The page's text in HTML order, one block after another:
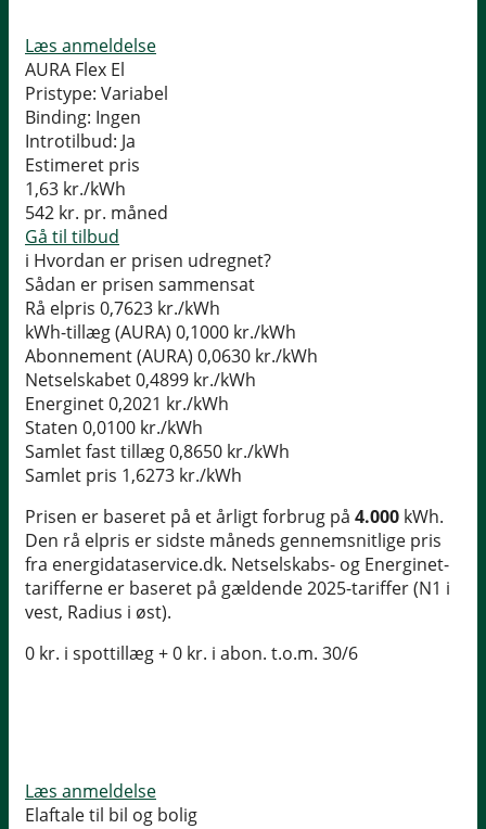
Læs anmeldelse
AURA Flex El
Pristype: Variabel
Binding: Ingen
Introtilbud: Ja
Estimeret pris
1,63 kr./kWh
542 kr. pr. måned
Gå til tilbud
i Hvordan er prisen udregnet?
Sådan er prisen sammensat
Rå elpris 0,7623 kr./kWh
kWh-tillæg (AURA) 0,1000 kr./kWh
Abonnement (AURA) 0,0630 kr./kWh
Netselskabet0,4899 kr./kWh
Energinet0,2021 kr./kWh
Staten 0,0100 kr./kWh
Samlet fast tillæg0,8650 kr./kWh
Samlet pris 1,6273 kr./kWh
Prisen er baseret på et årligt forbrug på 4.000 kWh.
Den rå elpris er sidste måneds gennemsnitlige pris
fra energidataservice.dk. Netselskabs- og Energinet-
tarifferne er baseret på gældende 2025-tariffer (N1 i
vest, Radius i øst).
0 kr. i spottillæg + 0 kr. i abon. t.o.m. 30/6
Læs anmeldelse
Elaftale til bil og bolig